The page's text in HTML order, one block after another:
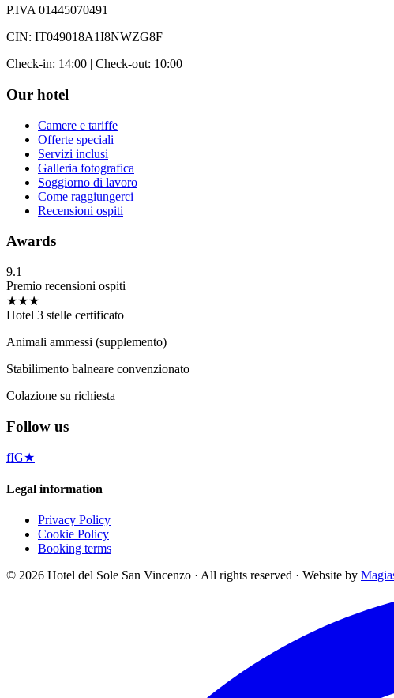
P.IVA 01445070491
CIN: IT049018A1I8NWZG8F
Check-in: 14:00 | Check-out: 10:00
Our hotel
Camere e tariffe
Offerte speciali
Servizi inclusi
Galleria fotografica
Soggiorno di lavoro
Come raggiungerci
Recensioni ospiti
Awards
9.1
Premio recensioni ospiti
★★★
Hotel 3 stelle certificato
Animali ammessi (supplemento)
Stabilimento balneare convenzionato
Colazione su richiesta
Follow us
fIG★
Legal information
Privacy Policy
Cookie Policy
Booking terms
© 2026 Hotel del Sole San Vincenzo · All rights reserved · Website by